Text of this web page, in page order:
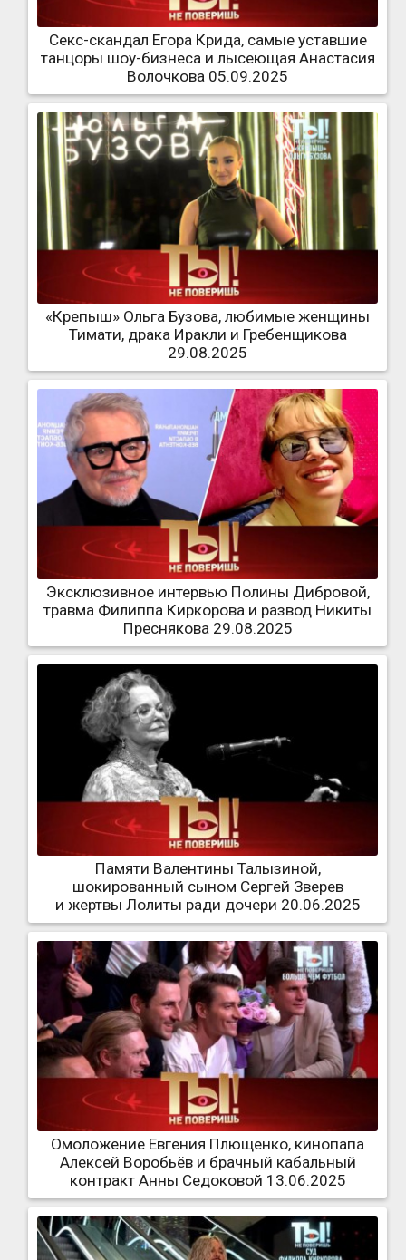
Секс-скандал Егора Крида, самые уставшие
танцоры шоу-бизнеса и лысеющая Анастасия
Волочкова 05.09.2025
«Крепыш» Ольга Бузова, любимые женщины
Тимати, драка Иракли и Гребенщикова
29.08.2025
Эксклюзивное интервью Полины Дибровой,
травма Филиппа Киркорова и развод Никиты
Преснякова 29.08.2025
Памяти Валентины Талызиной,
шокированный сыном Сергей Зверев
и жертвы Лолиты ради дочери 20.06.2025
Омоложение Евгения Плющенко, кинопапа
Алексей Воробьёв и брачный кабальный
контракт Анны Седоковой 13.06.2025